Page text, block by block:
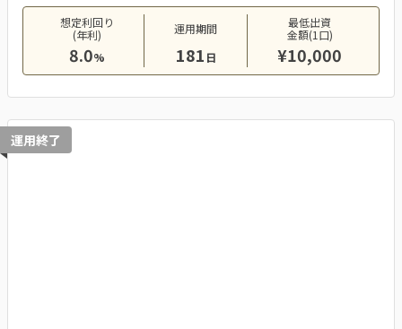
想定利回り
(年利)
8.0%
運用期間
181 日
最低出資
金額(1口)
¥10,000
運用終了